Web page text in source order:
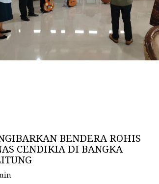
BENDERA ROHIS
CENDIKIA DI BANGKA